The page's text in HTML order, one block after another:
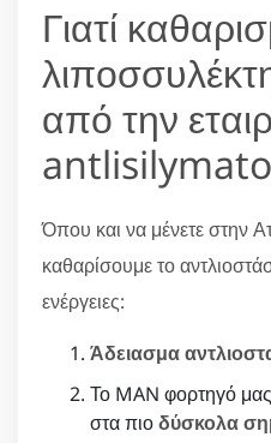
Γιατί
από την
Όπου και να μένετε στην
καθαρίσουμε το
ενέργειες:
Άδειασμα
Το MAN φορτηγό μας
στα πιοδύσκολα